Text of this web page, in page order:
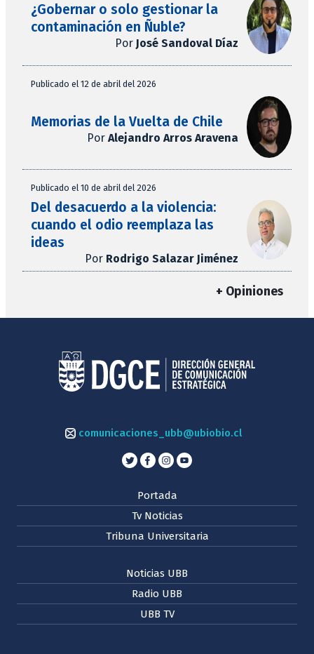
¿Gobernar o solo gestionar la
contaminación en Ñuble?
Por José Sandoval Díaz
Publicado el 12 de abril del 2026
Memorias de la Vuelta de Chile
Por Alejandro Arros Aravena
Publicado el 10 de abril del 2026
Del desacuerdo a la violencia:
cuando el odio reemplaza las
ideas
Por Rodrigo Salazar Jiménez
+ Opiniones
comunicaciones_ubb@ubiobio.cl
Portada
Tv Noticias
Tribuna Universitaria
Noticias UBB
Radio UBB
UBB TV